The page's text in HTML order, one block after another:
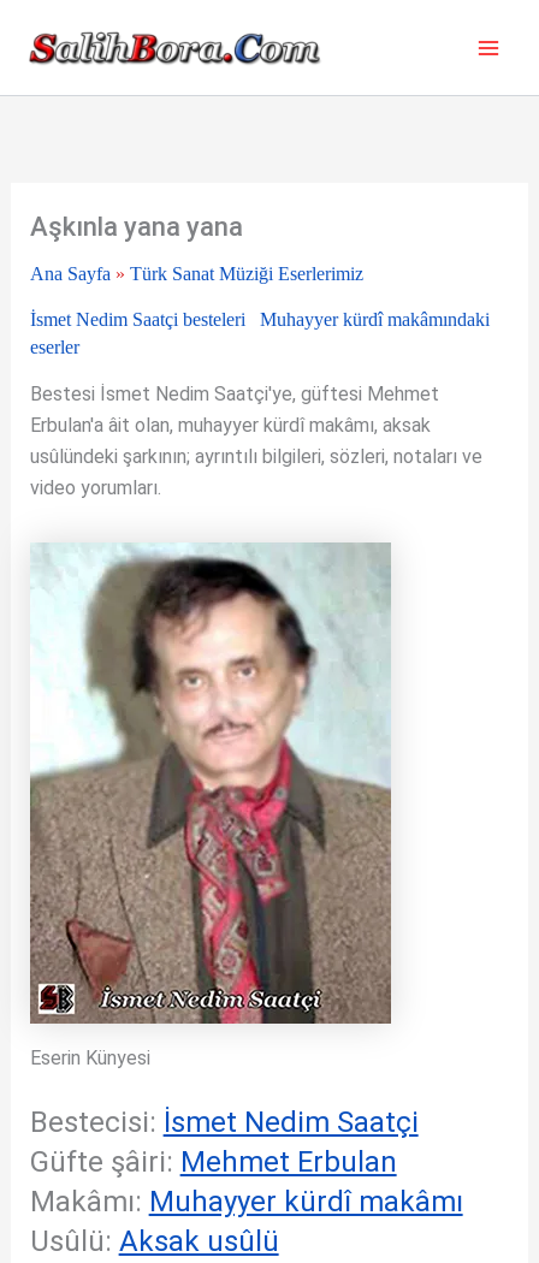
Aşkınla yana yana
Ana Sayfa » Türk Sanat Müziği Eserlerimiz
İsmet Nedim Saatçi besteleri
Muhayyer kürdî makâmındaki
eserler
Bestesi İsmet Nedim Saatçi'ye, güftesi Mehmet
Erbulan'a âit olan, muhayyer kürdî makâmı, aksak
usûlündeki şarkının; ayrıntılı bilgileri, sözleri, notaları ve
video yorumları.
Eserin Künyesi
Bestecisi: İsmet Nedim Saatçi
Güfte şâiri: Mehmet Erbulan
Makâmı: Muhayyer kürdî makâmı
Usûlü: Aksak usûlü